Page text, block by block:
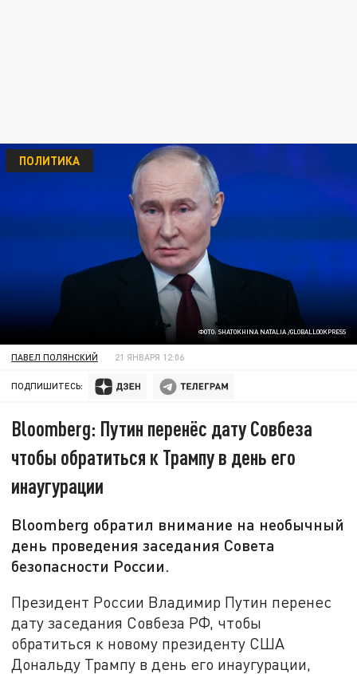
ФОТО: SHATOKHINA NATALIA /GLOBALLOOKPRESS
ПОЛИТИКА
ПАВЕЛ ПОЛЯНСКИЙ 21 ЯНВАРЯ 12:06
ПОДПИШИТЕСЬ:
Bloomberg: Путин перенёс дату Совбеза
чтобы обратиться к Трампу в день его
инаугурации
Bloomberg обратил внимание на необычный
день проведения заседания Совета
безопасности России.
Президент России Владимир Путин перенес
дату заседания Совбеза РФ, чтобы
обратиться к новому президенту США
Дональду Трампу в день его инаугурации,